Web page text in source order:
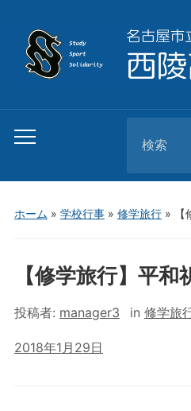
Toggle
menu
for:
ホーム » 学校行事» 修学旅行»
【修学旅行】平和
投稿者: manager3 in 修学旅
2018年1月29日